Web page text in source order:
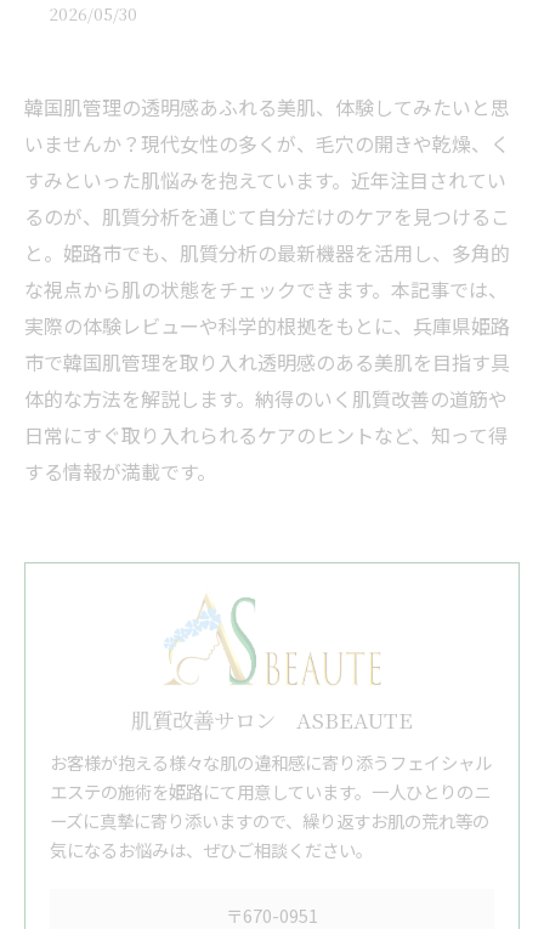
2026/05/30
韓国肌管理の透明感あふれる美肌、体験してみたいと思
いませんか？現代女性の多くが、毛穴の開きや乾燥、く
すみといった肌悩みを抱えています。近年注目されてい
るのが、肌質分析を通じて自分だけのケアを見つけるこ
と。姫路市でも、肌質分析の最新機器を活用し、多角的
な視点から肌の状態をチェックできます。本記事では、
実際の体験レビューや科学的根拠をもとに、兵庫県姫路
市で韓国肌管理を取り入れ透明感のある美肌を目指す具
体的な方法を解説します。納得のいく肌質改善の道筋や
日常にすぐ取り入れられるケアのヒントなど、知って得
する情報が満載です。
肌質改善サロン ASBEAUTE
お客様が抱える様々な肌の違和感に寄り添うフェイシャル
エステの施術を姫路にて用意しています。一人ひとりのニ
ーズに真摯に寄り添いますので、繰り返すお肌の荒れ等の
気になるお悩みは、ぜひご相談ください。
〒670-0951